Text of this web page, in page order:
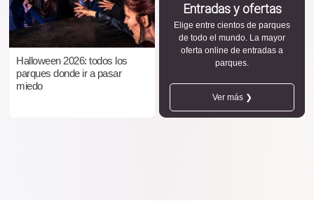
Halloween 2026: todos los
parques donde ir a pasar
miedo
Entradas y ofertas
Elige entre cientos de parques
de todo el mundo. La mayor
oferta online de entradas a
parques.
Ver más ❯